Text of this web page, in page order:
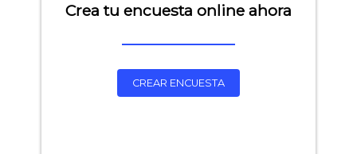
Crea tu encuesta online ahora
CREAR ENCUESTA